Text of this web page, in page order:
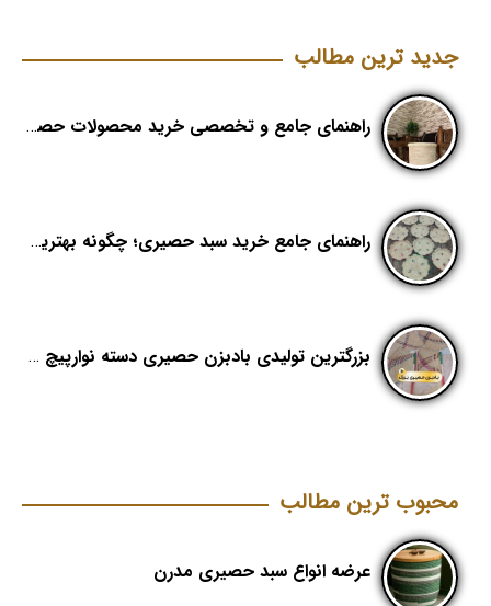
جدید ترین مطالب
راهنمای جامع و تخصصی خرید محصولات حصیری؛ هنر اصیل در دکوراسیون مدرن (بخش اول)
راهنمای جامع خرید سبد حصیری؛ چگونه بهترین کیفیت را در «هدیکا» تشخیص دهیم؟
بزرگترین تولیدی بادبزن حصیری دسته نوارپیچ در ایران با اسم برند هدیکا
محبوب ترین مطالب
عرضه انواع سبد حصیری مدرن